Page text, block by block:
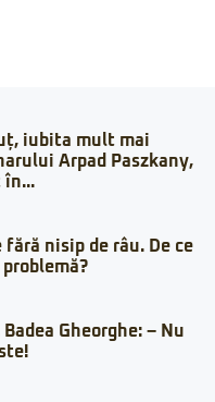
iubita mult mai
Arpad Paszkany,
în...
fără nisip de râu. De ce
Badea Gheorghe: – Nu